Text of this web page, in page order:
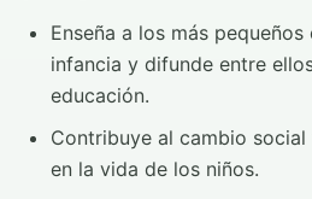
Enseña a los más
infancia y difunde entre
educación.
Contribuye al cambio
en la vida de los niños.